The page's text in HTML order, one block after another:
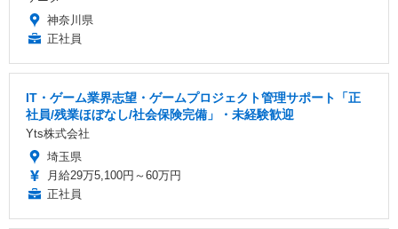
神奈川県
正社員
IT・ゲーム業界志望・ゲームプロジェクト管理サポート「正
社員/残業ほぼなし/社会保険完備」・未経験歓迎
Yts株式会社
埼玉県
月給29万5,100円～60万円
正社員